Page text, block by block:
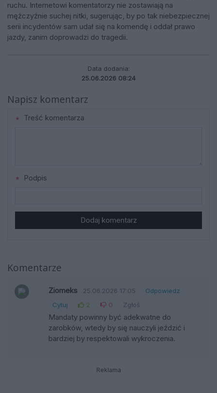
ruchu. Internetowi komentatorzy nie zostawiają na
mężczyźnie suchej nitki, sugerując, by po tak niebezpiecznej
serii incydentów sam udał się na komendę i oddał prawo
jazdy, zanim doprowadzi do tragedii.
Data dodania:
25.06.2026 08:24
Napisz komentarz
Treść komentarza
Podpis
Dodaj komentarz
Komentarze
Ziomeks 25.06.2026 17:05
Odpowiedz
Cytuj
2 0 Zgłoś
Mandaty powinny być adekwatne do
zarobków, wtedy by się nauczyli jeździć i
bardziej by respektowali wykroczenia.
Reklama